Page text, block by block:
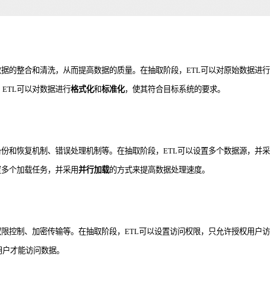
的整合和清洗，从而提高数据的质量。在抽取阶段，ETL可以对原始数据
可以对数据进行格式化和标准化，使其符合目标系统的要求。
和恢复机制、错误处理机制等。在抽取阶段，ETL可以设置多个数据源，
个加载任务，并采用并行加载的方式来提高数据处理速度。
控制、加密传输等。在抽取阶段，ETL可以设置访问权限，只允许授权用
才能访问数据。